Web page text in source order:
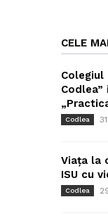
CELE
Colegiul
Codlea
Viața la
ISU cu
Codlea